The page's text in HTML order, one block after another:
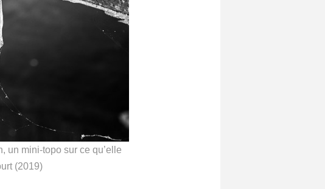
un mini-topo sur ce qu’elle
(2019)